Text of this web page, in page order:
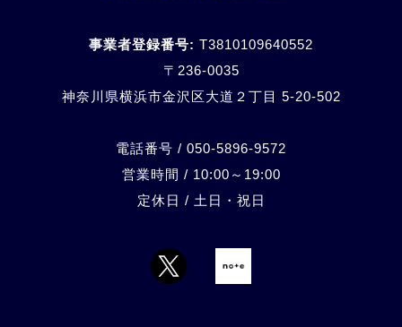
事業者登録番号: T3810109640552
〒236-0035
神奈川県横浜市金沢区大道２丁目 5-20-502
電話番号 / 050-5896-9572
営業時間 / 10:00～19:00
定休日 / 土日・祝日